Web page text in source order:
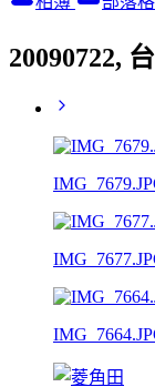
20090722,